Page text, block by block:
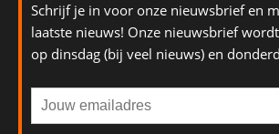
Schrijf je in voor onze nieuwsbrief en
laatste nieuws! Onze nieuwsbrief
op dinsdag (bij veel nieuws) en